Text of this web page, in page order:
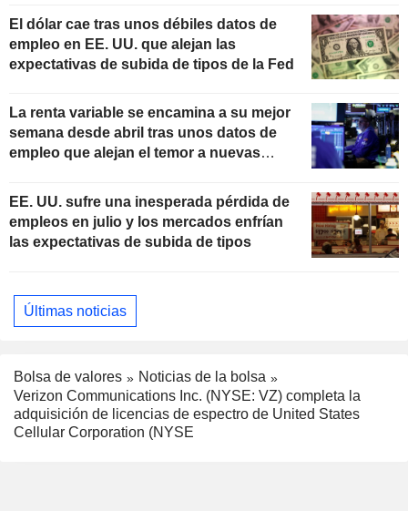
El dólar cae tras unos débiles datos de
empleo en EE. UU. que alejan las
expectativas de subida de tipos de la Fed
La renta variable se encamina a su mejor
semana desde abril tras unos datos de
empleo que alejan el temor a nuevas
EE. UU. sufre una inesperada pérdida de
empleos en julio y los mercados enfrían
las expectativas de subida de tipos
Últimas noticias
Bolsa de valores
Noticias de la bolsa
Verizon Communications Inc. (NYSE: VZ) completa la
adquisición de licencias de espectro de United States
Cellular Corporation (NYSE